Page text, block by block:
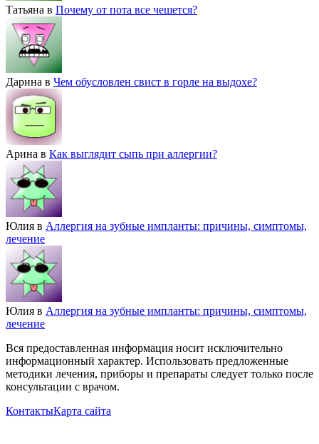
Татьяна в Почему от пота все чешется?
Дарина в Чем обусловлен свист в горле на выдохе?
Арина в Как выглядит сыпь при аллергии?
Юлия в Аллергия на зубные импланты: причины, симптомы,
лечение
Юлия в Аллергия на зубные импланты: причины, симптомы,
лечение
Вся предоставленная информация носит исключительно
информационный характер. Использовать предложенные
методики лечения, приборы и препараты следует только после
консультации с врачом.
КонтактыКарта сайта